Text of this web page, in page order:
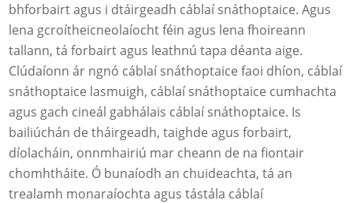
bhforbairt agus i dtáirgeadh cáblaí snáthoptaice. Agus
lena gcroítheicneolaíocht féin agus lena fhoireann
tallann, tá forbairt agus leathnú tapa déanta aige.
Clúdaíonn ár ngnó cáblaí snáthoptaice faoi dhíon, cáblaí
snáthoptaice lasmuigh, cáblaí snáthoptaice cumhachta
agus gach cineál gabhálais cáblaí snáthoptaice. Is
bailiúchán de tháirgeadh, taighde agus forbairt,
díolacháin, onnmhairiú mar cheann de na fiontair
chomhtháite. Ó bunaíodh an chuideachta, tá an
trealamh monaraíochta agus tástála cáblaí